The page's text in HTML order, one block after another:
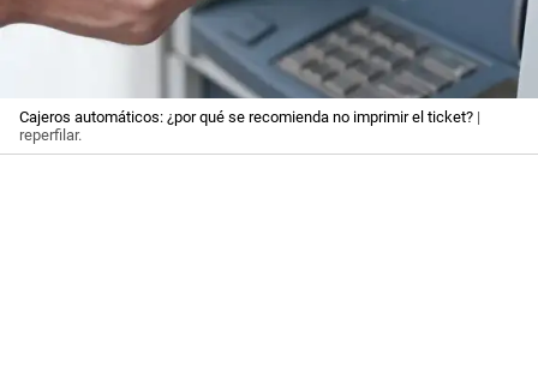
Cajeros automáticos: ¿por qué se recomienda no imprimir el ticket? |
reperfilar.